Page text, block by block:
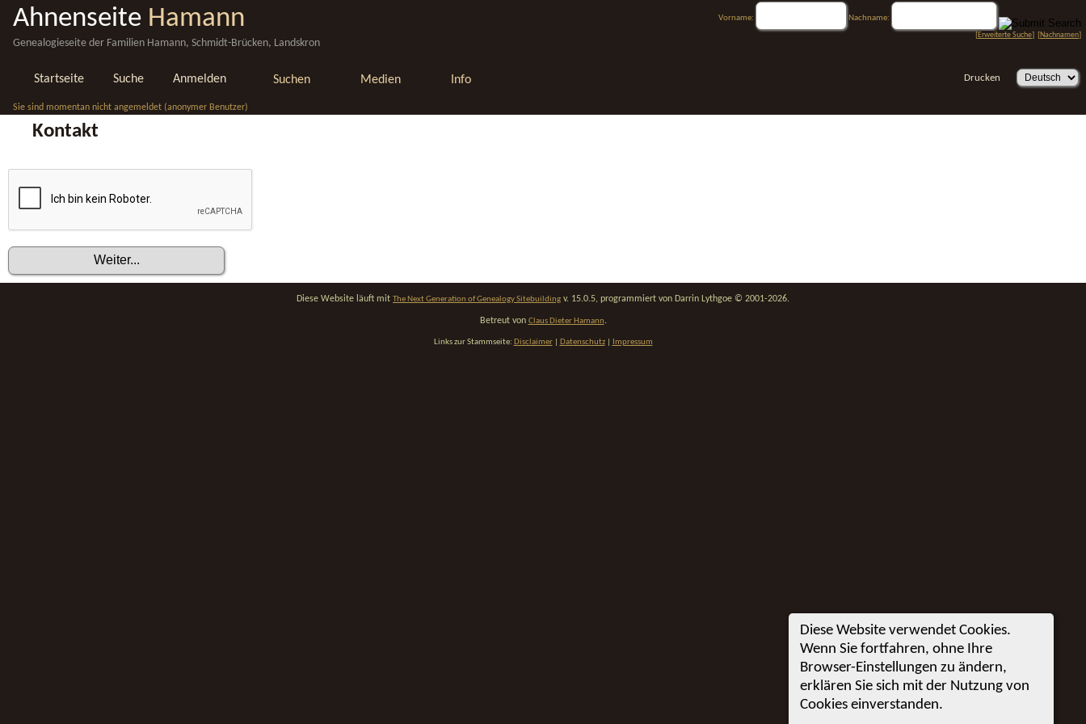
Ahnenseite Hamann
Genealogieseite der Familien Hamann, Schmidt-Brücken, Landskron
Vorname:
Nachname:
[Erweiterte Suche] [Nachnamen]
Startseite Suche Anmelden Suchen Medien Info Drucken
Sie sind momentan nicht angemeldet (anonymer Benutzer)
Diese Website verwendet Cookies.
Wenn Sie fortfahren, ohne Ihre
Browser-Einstellungen zu ändern,
erklären Sie sich mit der Nutzung von
Cookies einverstanden.
Kontakt
Diese Website läuft mit The Next Generation of Genealogy Sitebuilding v. 15.0.5, programmiert von Darrin Lythgoe © 2001-2026.
Betreut von Claus Dieter Hamann.
Links zur Stammseite: Disclaimer| Datenschutz| Impressum